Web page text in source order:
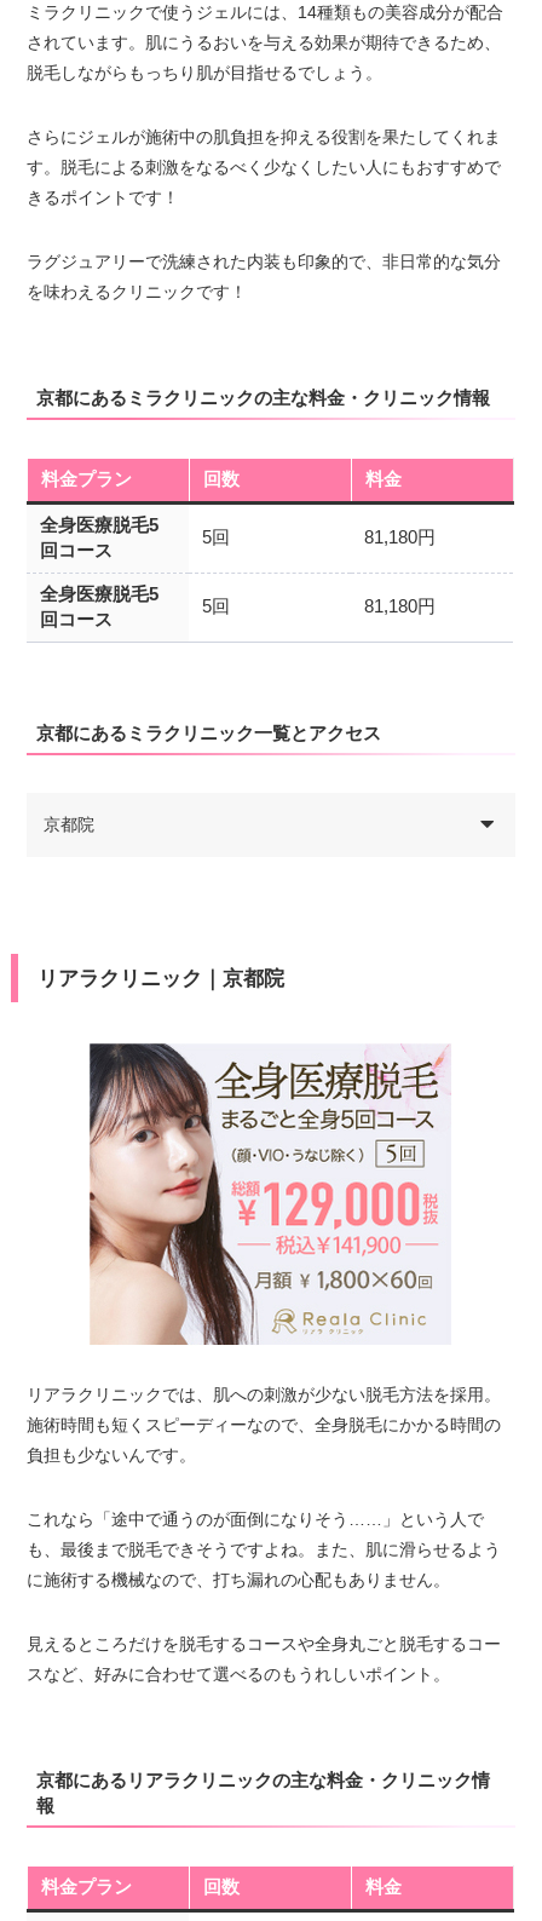
ミラクリニックで使うジェルには、14種類もの美容成分が配合
されています。肌にうるおいを与える効果が期待できるため、
脱毛しながらもっちり肌が目指せるでしょう。
さらにジェルが施術中の肌負担を抑える役割を果たしてくれま
す。脱毛による刺激をなるべく少なくしたい人にもおすすめで
きるポイントです！
ラグジュアリーで洗練された内装も印象的で、非日常的な気分
を味わえるクリニックです！
京都にあるミラクリニックの主な料金・クリニック情報
料金プラン 回数 料金
全身医療脱毛5
回コース
5回 81,180円
全身医療脱毛5
回コース
5回 81,180円
京都にあるミラクリニック一覧とアクセス
京都院
リアラクリニック｜京都院
リアラクリニックでは、肌への刺激が少ない脱毛方法を採用。
施術時間も短くスピーディーなので、全身脱毛にかかる時間の
負担も少ないんです。
これなら「途中で通うのが面倒になりそう……」という人で
も、最後まで脱毛できそうですよね。また、肌に滑らせるよう
に施術する機械なので、打ち漏れの心配もありません。
見えるところだけを脱毛するコースや全身丸ごと脱毛するコー
スなど、好みに合わせて選べるのもうれしいポイント。
京都にあるリアラクリニックの主な料金・クリニック情
報
料金プラン 回数 料金